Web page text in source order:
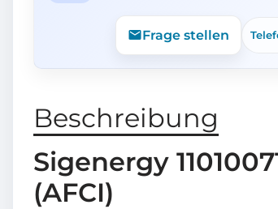
Frage stellen
Beschreibung
Sigenergy
(AFCI)